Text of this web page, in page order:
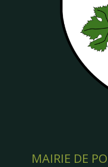
MAIRIE DE